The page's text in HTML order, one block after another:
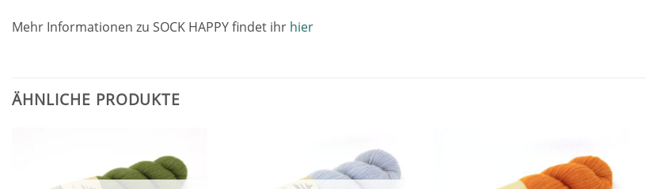
Mehr Informationen zu SOCK HAPPY findet ihr hier
ÄHNLICHE PRODUKTE
Add to
wishlist
Add to
wishlist
Add to
wishlist